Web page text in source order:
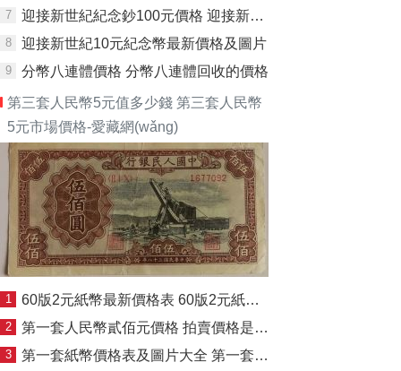
7 迎接新世紀紀念鈔100元價格 迎接新世紀紀念鈔價格
8 迎接新世紀10元紀念幣最新價格及圖片
9 分幣八連體價格 分幣八連體回收的價格
第三套人民幣5元值多少錢 第三套人民幣
5元市場價格-愛藏網(wǎng)
1 60版2元紙幣最新價格表 60版2元紙幣值多少錢
2 第一套人民幣貳佰元價格 拍賣價格是多少
3 第一套紙幣價格表及圖片大全 第一套人民幣現(xiàn)在的價格